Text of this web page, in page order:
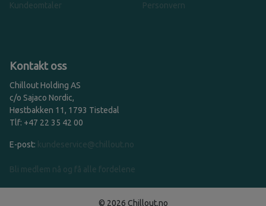
Kundeomtaler
Personvern
Kontakt oss
Chillout Holding AS
c/o Sajaco Nordic,
Høstbakken 11, 1793 Tistedal
Tlf: +47 22 35 42 00
E-post: kundeservice@chillout.no
Bli medlem nå og få alle fordelene
© 2026 Chillout.no